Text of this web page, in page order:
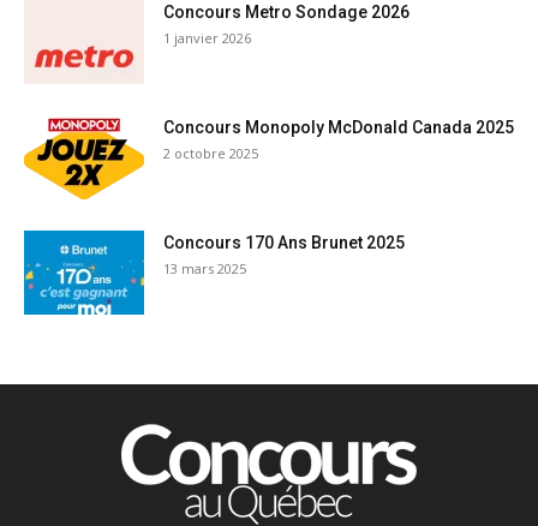
Concours Metro Sondage 2026
1 janvier 2026
Concours Monopoly McDonald Canada 2025
2 octobre 2025
Concours 170 Ans Brunet 2025
13 mars 2025